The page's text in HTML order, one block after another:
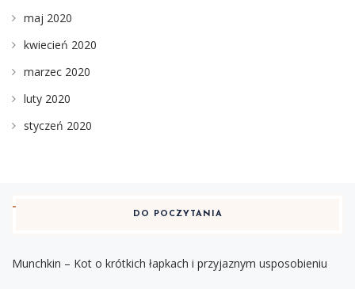
maj 2020
kwiecień 2020
marzec 2020
luty 2020
styczeń 2020
DO POCZYTANIA
Munchkin – Kot o krótkich łapkach i przyjaznym usposobieniu